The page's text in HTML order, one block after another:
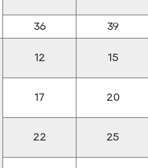
36 39
12 15
17 20
22 25